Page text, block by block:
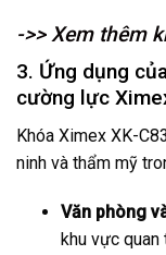
->> Xem thêm
3. Ứng dụng
cường lực
Khóa Ximex XK-
ninh và thẩm mỹ
Văn phòng
khu vực